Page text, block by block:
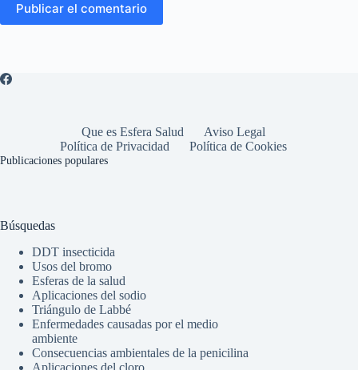
Publicar el comentario
Que es Esfera Salud
Aviso Legal
Política de Privacidad
Política de Cookies
Publicaciones populares
Búsquedas
DDT insecticida
Usos del bromo
Esferas de la salud
Aplicaciones del sodio
Triángulo de Labbé
Enfermedades causadas por el medio
ambiente
Consecuencias ambientales de la penicilina